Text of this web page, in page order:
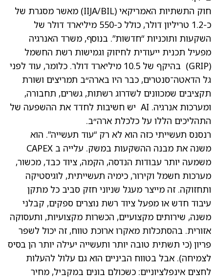
חוק התשתיות האמריקאי (IIJA/BIL) מאשר מסגרת של
כ-1.2 טריליון דולר, כולל כ-550 מיליארד דולר של
השקעות ותוכניות “חדשות”. בנוסף, משרד האנרגיה
מפעיל תכנית ייעודית לחיזוק וגמישות רשת החשמל
(GRIP) בהיקף של 10.5 מיליארד דולר. כלומר, עוד לפני
גל הדאטה־סנטרים, כבר היו בארה״ב תמריצים ושורת
תקציבים שמכוונים לשדרוג רשתות, גשרים, תחבורה,
ומערכות אנרגיה. AI יש חשיבות לחדד את ההשפעה של
התהליכים הללו על כלכלת ארה״ב.
רנסנס תעשייתי כזה הוא לא רק “עוד תעשייה”. הוא
משנה את מבנה ההשקעות במשק. עלייה ב CAPEX
משמעה יותר עבודות הנדסה, הקמה, ציוד כבד, מכשור,
מערכות חשמל וקירור, כימיה תעשייתית, לוגיסטיקה
ותחזוקה. זה מייצר מעגל שניוני חזק סביב כל מתקן
עיבוד חדש או מפעל ציוד רשת נוצרים ספקים, קבלני
משנה, שירותים מקצועיים, הכשרות מקצועיות, ותעסוקה
אזורית. בהסתכלות מאקרו ארוכת טווח, זה יכול לשפר
פריון (כי תשתית טובה יותר ותעשייה יעילה יותר הן בסיס
לצמיחה). אבל בטווח הביניים הוא גם עלול להעלות
לחצים אינפלציוניים: כשכולם בונים במקביל, מחיר